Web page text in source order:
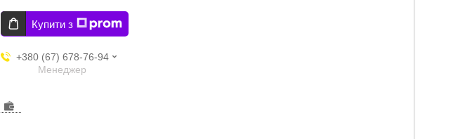
Купити з
+380 (67) 678-76-94
Менеджер